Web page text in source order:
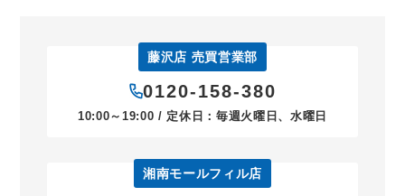
藤沢店 売買営業部
0120-158-380
10:00～19:00 / 定休日：毎週火曜日、水曜日
湘南モールフィル店